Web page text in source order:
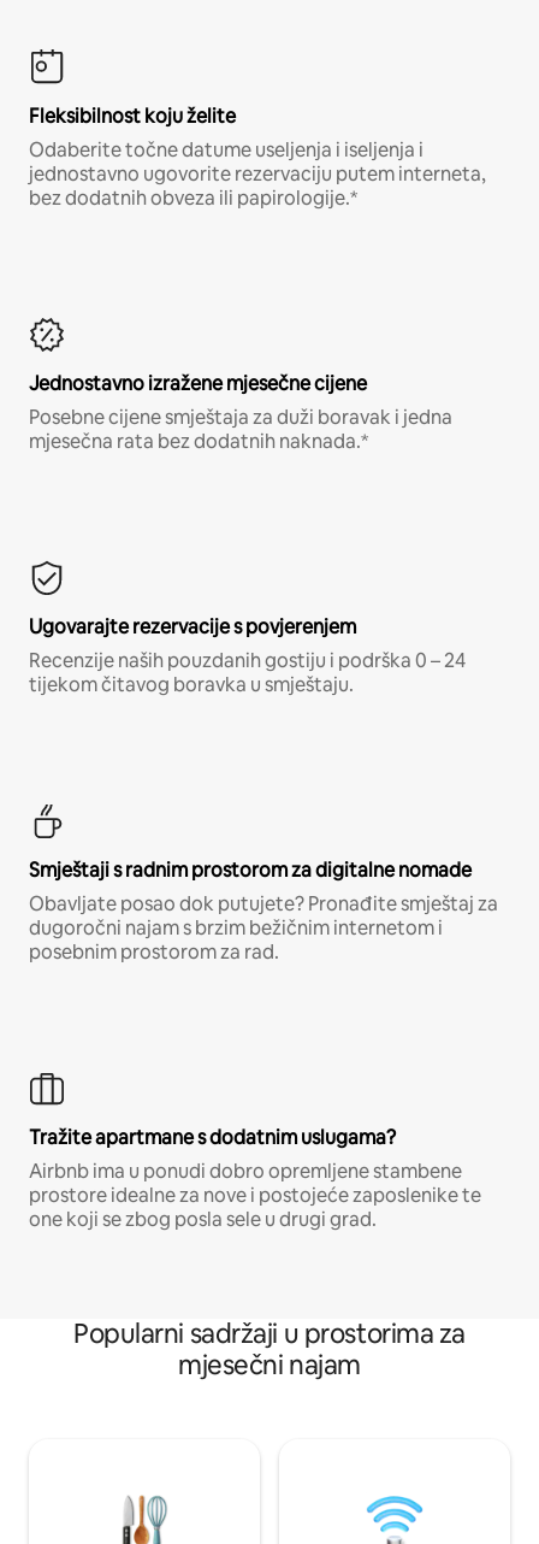
Fleksibilnost koju želite
Odaberite točne datume useljenja i iseljenja i
jednostavno ugovorite rezervaciju putem interneta,
bez dodatnih obveza ili papirologije.*
Jednostavno izražene mjesečne cijene
Posebne cijene smještaja za duži boravak i jedna
mjesečna rata bez dodatnih naknada.*
Ugovarajte rezervacije s povjerenjem
Recenzije naših pouzdanih gostiju i podrška 0 – 24
tijekom čitavog boravka u smještaju.
Smještaji s radnim prostorom za digitalne nomade
Obavljate posao dok putujete? Pronađite smještaj za
dugoročni najam s brzim bežičnim internetom i
posebnim prostorom za rad.
Tražite apartmane s dodatnim uslugama?
Airbnb ima u ponudi dobro opremljene stambene
prostore idealne za nove i postojeće zaposlenike te
one koji se zbog posla sele u drugi grad.
Popularni sadržaji u prostorima za
mjesečni najam